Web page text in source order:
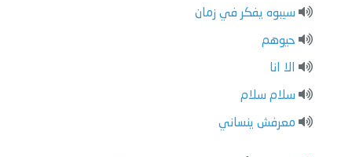
سيبوه يفكر في زمان
حيوهم
الا انا
سلام سلام
معرفش ينساني